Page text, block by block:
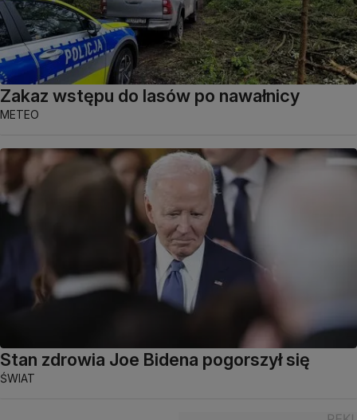
Zakaz wstępu do lasów po nawałnicy
METEO
Stan zdrowia Joe Bidena pogorszył się
ŚWIAT